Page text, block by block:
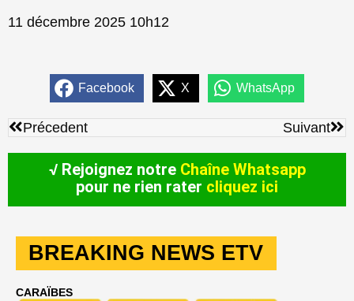
11 décembre 2025 10h12
Facebook X WhatsApp
Précédent
Précedent Suivant
√ Rejoignez notre Chaîne Whatsapp
pour ne rien rater cliquez ici
BREAKING NEWS ETV
CARAÏBES